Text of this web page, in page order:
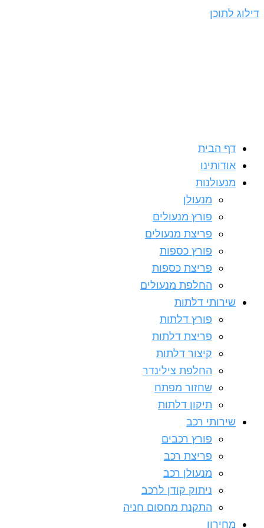
דילוג לתוכן
דף הבית
אודותינו
מנעולנות
מנעולן
פורץ מנעולים
פריצת מנעולים
פורץ כספות
פריצת כספות
החלפת מנעולים
שירותי דלתות
פורץ דלתות
פריצת דלתות
קיצור דלתות
החלפת צילינדר
שחזור מפתח
תיקון דלתות
שירותי רכב
פורץ רכבים
פריצת רכב
מנעולן רכב
ניתוק קודן לרכב
התקנת מחסום חניה
מחירון